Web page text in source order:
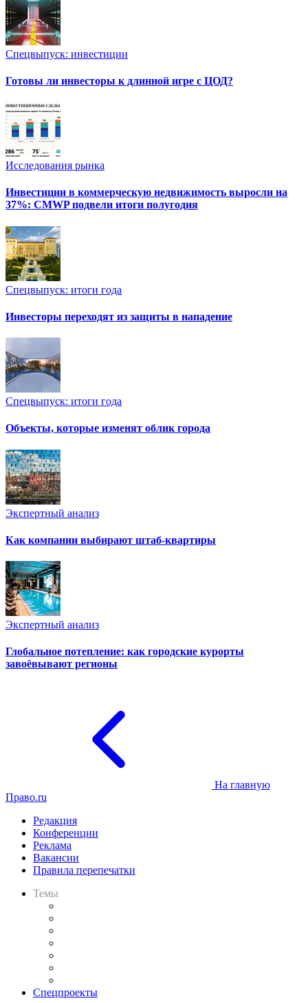
Спецвыпуск: инвестиции
Готовы ли инвесторы к длинной игре с ЦОД?
Исследования рынка
Инвестиции в коммерческую недвижимость выросли на
37%: CMWP подвели итоги полугодия
Спецвыпуск: итоги года
Инвесторы переходят из защиты в нападение
Спецвыпуск: итоги года
Объекты, которые изменят облик города
Экспертный анализ
Как компании выбирают штаб-квартиры
Экспертный анализ
Глобальное потепление: как городские курорты
завоёвывают регионы
На главную
Право.ru
Редакция
Конференции
Реклама
Вакансии
Правила перепечатки
Темы
Спецпроекты